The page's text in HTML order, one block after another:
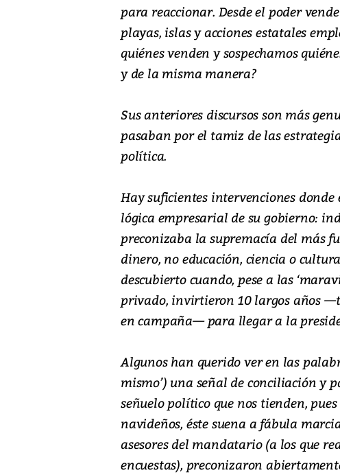
para reaccionar. Desde el poder
playas, islas y acciones estatales
quiénes venden y sospechamos
y de la misma manera?
Sus anteriores discursos son más
pasaban por el tamiz de las
política.
Hay suficientes intervenciones
lógica empresarial de su gobierno:
preconizaba la supremacía del más
dinero, no educación, ciencia o
descubierto cuando, pese a las
privado, invirtieron 10 largos años
en campaña— para llegar a la
Algunos han querido ver en las
mismo’) una señal de conciliación y
señuelo político que nos tienden,
navideños, éste suena a fábula
asesores del mandatario (a los que
encuestas), preconizaron